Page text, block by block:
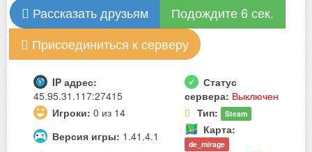
Рассказать друзьям
Подождите 6 сек.
Присоединиться к серверу
IP адрес:
45.95.31.117:27415
Статус
сервера: Выключен
Игроки: 0 из 14 Тип: Steam
Версия игры: 1.41.4.1 Карта:
de_mirage